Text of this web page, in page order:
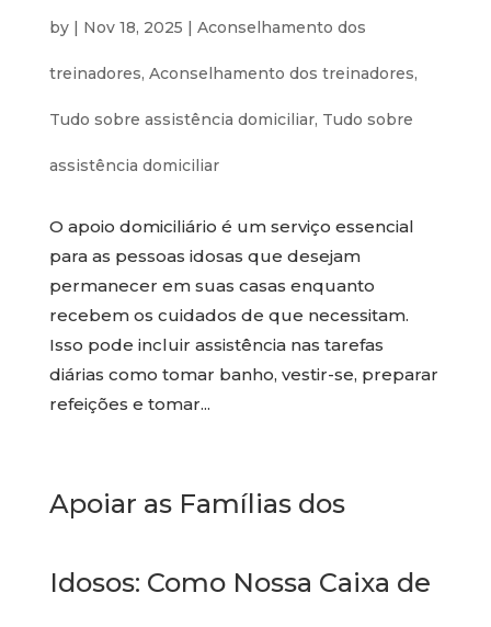
by | Nov 18, 2025 | Aconselhamento dos
treinadores, Aconselhamento dos treinadores,
Tudo sobre assistência domiciliar, Tudo sobre
assistência domiciliar
O apoio domiciliário é um serviço essencial
para as pessoas idosas que desejam
permanecer em suas casas enquanto
recebem os cuidados de que necessitam.
Isso pode incluir assistência nas tarefas
diárias como tomar banho, vestir-se, preparar
refeições e tomar...
Apoiar as Famílias dos
Idosos: Como Nossa Caixa de